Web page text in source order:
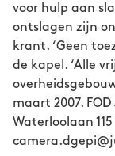
voor hulp aan
ontslagen zijn
krant. ‘Geen
de kapel. ‘Alle
maart 2007.
Waterloolaan 115